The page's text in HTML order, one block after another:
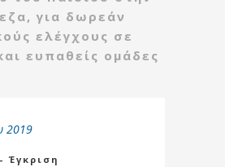
για δωρεάν
ελέγχους σε
ευπαθείς ομάδες
2019
Έγκριση